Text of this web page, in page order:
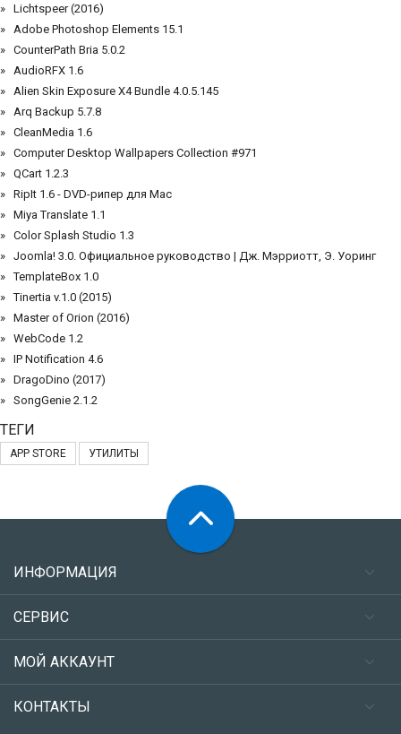
Lichtspeer (2016)
Adobe Photoshop Elements 15.1
CounterPath Bria 5.0.2
AudioRFX 1.6
Alien Skin Exposure X4 Bundle 4.0.5.145
Arq Backup 5.7.8
CleanMedia 1.6
Computer Desktop Wallpapers Collection #971
QCart 1.2.3
RipIt 1.6 - DVD-рипер для Mac
Miya Translate 1.1
Color Splash Studio 1.3
Joomla! 3.0. Официальное руководство | Дж. Мэрриотт, Э. Уоринг
TemplateBox 1.0
Tinertia v.1.0 (2015)
Master of Orion (2016)
WebCode 1.2
IP Notification 4.6
DragoDino (2017)
SongGenie 2.1.2
ТЕГИ
APP STORE УТИЛИТЫ
ИНФОРМАЦИЯ
СЕРВИС
МОЙ АККАУНТ
КОНТАКТЫ